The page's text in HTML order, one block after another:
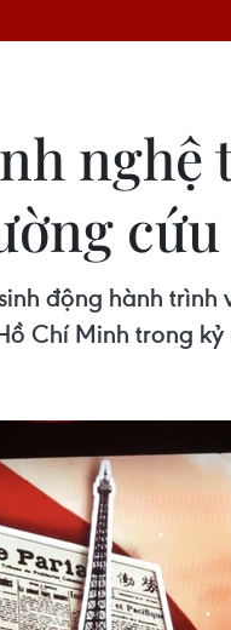
nghệ
động hành
Chí Minh trong kỷ